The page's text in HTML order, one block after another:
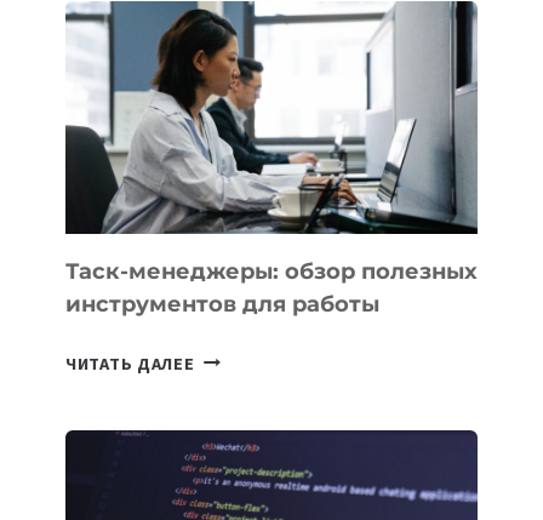
PARK
UZBEKISTAN
РАСШИРИЛАСЬ
ДО
102
СТРАН
Таск-менеджеры: обзор полезных
инструментов для работы
ЧИТАТЬ ДАЛЕЕ ТАСК-
ПОЛЕЗНЫХ
ИНСТРУМЕНТОВ
ДЛЯ